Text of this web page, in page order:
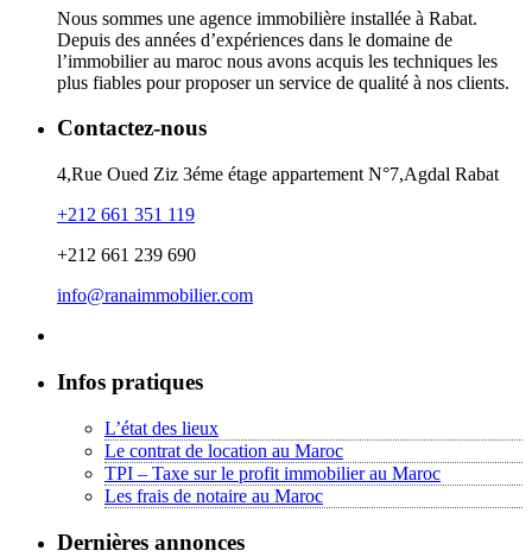
Nous sommes une agence immobilière installée à Rabat.
Depuis des années d’expériences dans le domaine de
l’immobilier au maroc nous avons acquis les techniques les
plus fiables pour proposer un service de qualité à nos clients.
Contactez-nous
4,Rue Oued Ziz 3éme étage appartement N°7,Agdal Rabat
+212 661 351 119
+212 661 239 690
info@ranaimmobilier.com
Infos pratiques
L’état des lieux
Le contrat de location au Maroc
TPI – Taxe sur le profit immobilier au Maroc
Les frais de notaire au Maroc
Dernières annonces